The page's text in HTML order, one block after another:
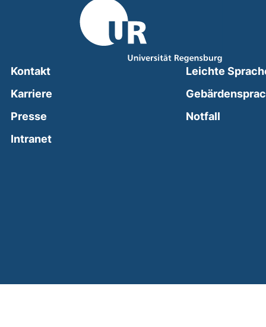
Kontakt
Karriere
Presse
Intranet(external link, opens in a new window)
Leichte
Notfall